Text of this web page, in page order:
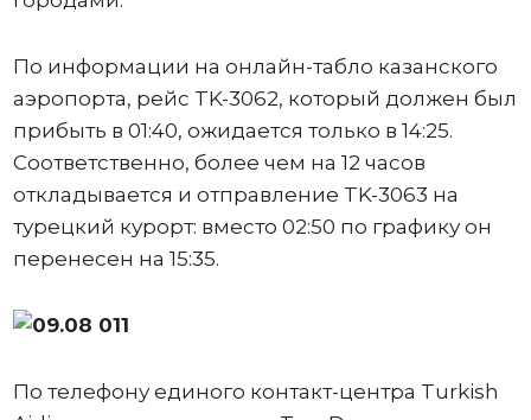
По информации на онлайн-табло казанского
аэропорта, рейс TK-3062, который должен был
прибыть в 01:40, ожидается только в 14:25.
Соответственно, более чем на 12 часов
откладывается и отправление TK-3063 на
турецкий курорт: вместо 02:50 по графику он
перенесен на 15:35.
По телефону единого контакт-центра Turkish